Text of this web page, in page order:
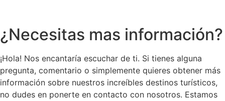
¿Necesitas mas información?
¡Hola! Nos encantaría escuchar de ti. Si tienes alguna
pregunta, comentario o simplemente quieres obtener más
información sobre nuestros increíbles destinos turísticos,
no dudes en ponerte en contacto con nosotros. Estamos